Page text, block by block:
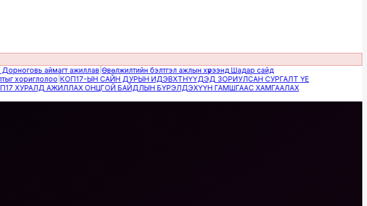
аймагт ажиллав|Өвөлжилтийн бэлтгэл ажлын хүрээнд Шадар сайд
|КОП17-ЫН САЙН ДУРЫН ИДЭВХТНҮҮДЭД ЗОРИУЛСАН СУРГАЛТ ҮЕ
АЖИЛЛАХ ОНЦГОЙ БАЙДЛЫН БҮРЭЛДЭХҮҮН ГАМШГААС ХАМГААЛАХ